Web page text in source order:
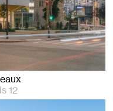
12